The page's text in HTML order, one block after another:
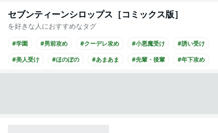
セブンティーンシロップス［コミックス版］
を好きな人におすすめなタグ
#学園 #男前攻め #クーデレ攻め #小悪魔受け
#誘い受け
#美人受け
#ほのぼの #あまあま #先輩・後輩 #年下攻め